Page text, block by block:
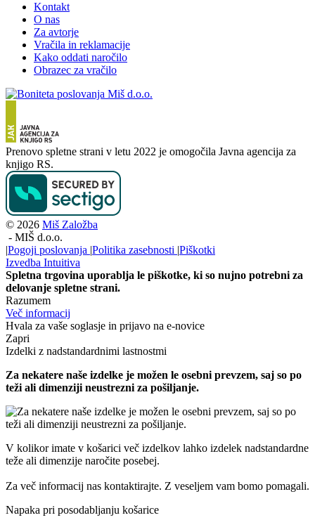
Kontakt
O nas
Za avtorje
Vračila in reklamacije
Kako oddati naročilo
Obrazec za vračilo
Prenovo spletne strani v letu 2022 je omogočila Javna agencija za
knjigo RS.
© 2026 Miš Založba
- MIŠ d.o.o.
|Pogoji poslovanja |Politika zasebnosti |Piškotki
Izvedba Intuitiva
Spletna trgovina uporablja le piškotke, ki so nujno potrebni za
delovanje spletne strani.
Razumem
Več informacij
Hvala za vaše soglasje in prijavo na e-novice
Zapri
Izdelki z nadstandardnimi lastnostmi
Za nekatere naše izdelke je možen le osebni prevzem, saj so po
teži ali dimenziji neustrezni za pošiljanje.
V kolikor imate v košarici več izdelkov lahko izdelek nadstandardne
teže ali dimenzije naročite posebej.
Za več informacij nas kontaktirajte. Z veseljem vam bomo pomagali.
Napaka pri posodabljanju košarice